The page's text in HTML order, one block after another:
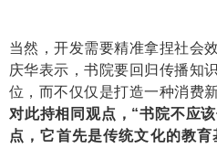
当然，开发需要精准拿捏社会
庆华表示，书院要回归传播知
位，而不仅仅是打造一种消费
对此持相同观点，“书院不应
点，它首先是传统文化的教